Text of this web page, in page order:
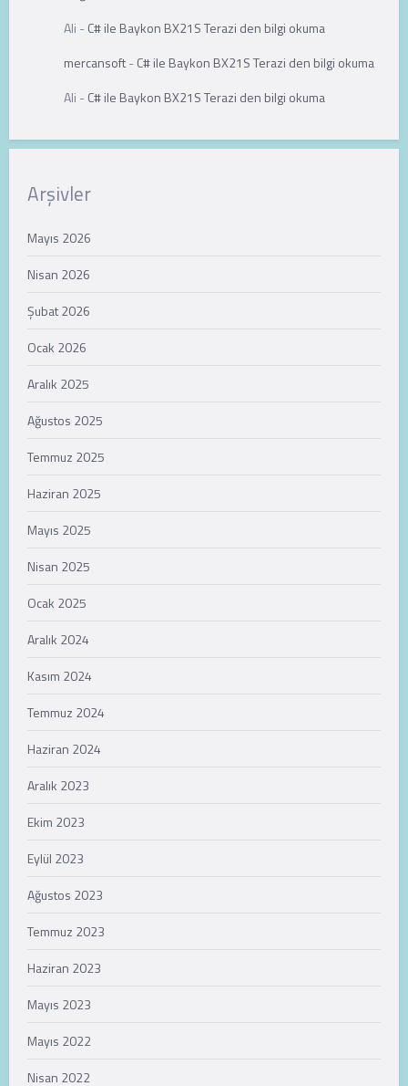
Ali - C# ile Baykon BX21S Terazi den bilgi okuma
mercansoft- C# ile Baykon BX21S Terazi den bilgi okuma
Ali - C# ile Baykon BX21S Terazi den bilgi okuma
Arşivler
Mayıs 2026
Nisan 2026
Şubat 2026
Ocak 2026
Aralık 2025
Ağustos 2025
Temmuz 2025
Haziran 2025
Mayıs 2025
Nisan 2025
Ocak 2025
Aralık 2024
Kasım 2024
Temmuz 2024
Haziran 2024
Aralık 2023
Ekim 2023
Eylül 2023
Ağustos 2023
Temmuz 2023
Haziran 2023
Mayıs 2023
Mayıs 2022
Nisan 2022